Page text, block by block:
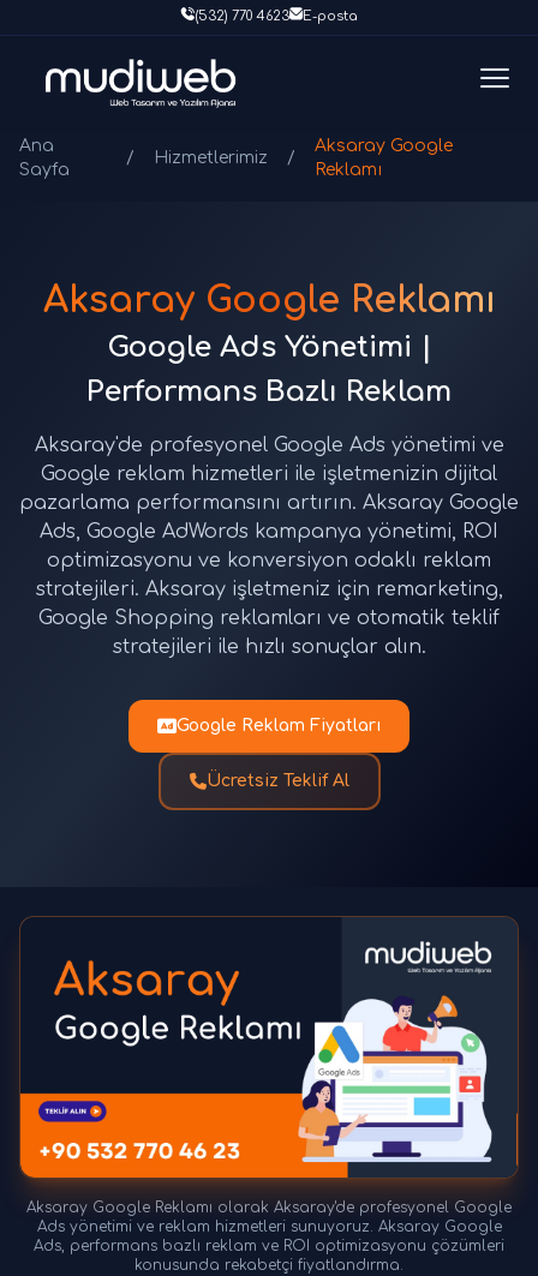
(532) 770 4623 E-posta
Ana
Sayfa
/ Hizmetlerimiz /
Aksaray Google
Reklamı
Aksaray Google Reklamı
Google Ads Yönetimi |
Performans Bazlı Reklam
Aksaray'de profesyonel Google Ads yönetimi ve
Google reklam hizmetleri ile işletmenizin dijital
pazarlama performansını artırın. Aksaray Google
Ads, Google AdWords kampanya yönetimi, ROI
optimizasyonu ve konversiyon odaklı reklam
stratejileri. Aksaray işletmeniz için remarketing,
Google Shopping reklamları ve otomatik teklif
stratejileri ile hızlı sonuçlar alın.
Google Reklam Fiyatları
Ücretsiz Teklif Al
Aksaray Google Reklamı olarak Aksaray'de profesyonel Google
Ads yönetimi ve reklam hizmetleri sunuyoruz. Aksaray Google
Ads, performans bazlı reklam ve ROI optimizasyonu çözümleri
konusunda rekabetçi fiyatlandırma.